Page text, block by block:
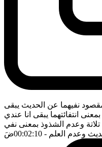
نفيهما عن الحديث يبقى
انتفائتهما يبقى انا عندي
وعدم الشذوذ بمعنى نفي
وعدم العلم - 00:02:10 ضَ